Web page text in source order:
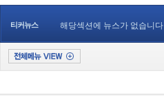
티커뉴스 해당섹션에 뉴스가 없습니다